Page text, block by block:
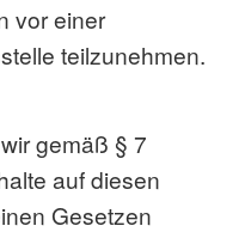
vor einer
teilzunehmen.
gemäß § 7
auf diesen
Gesetzen